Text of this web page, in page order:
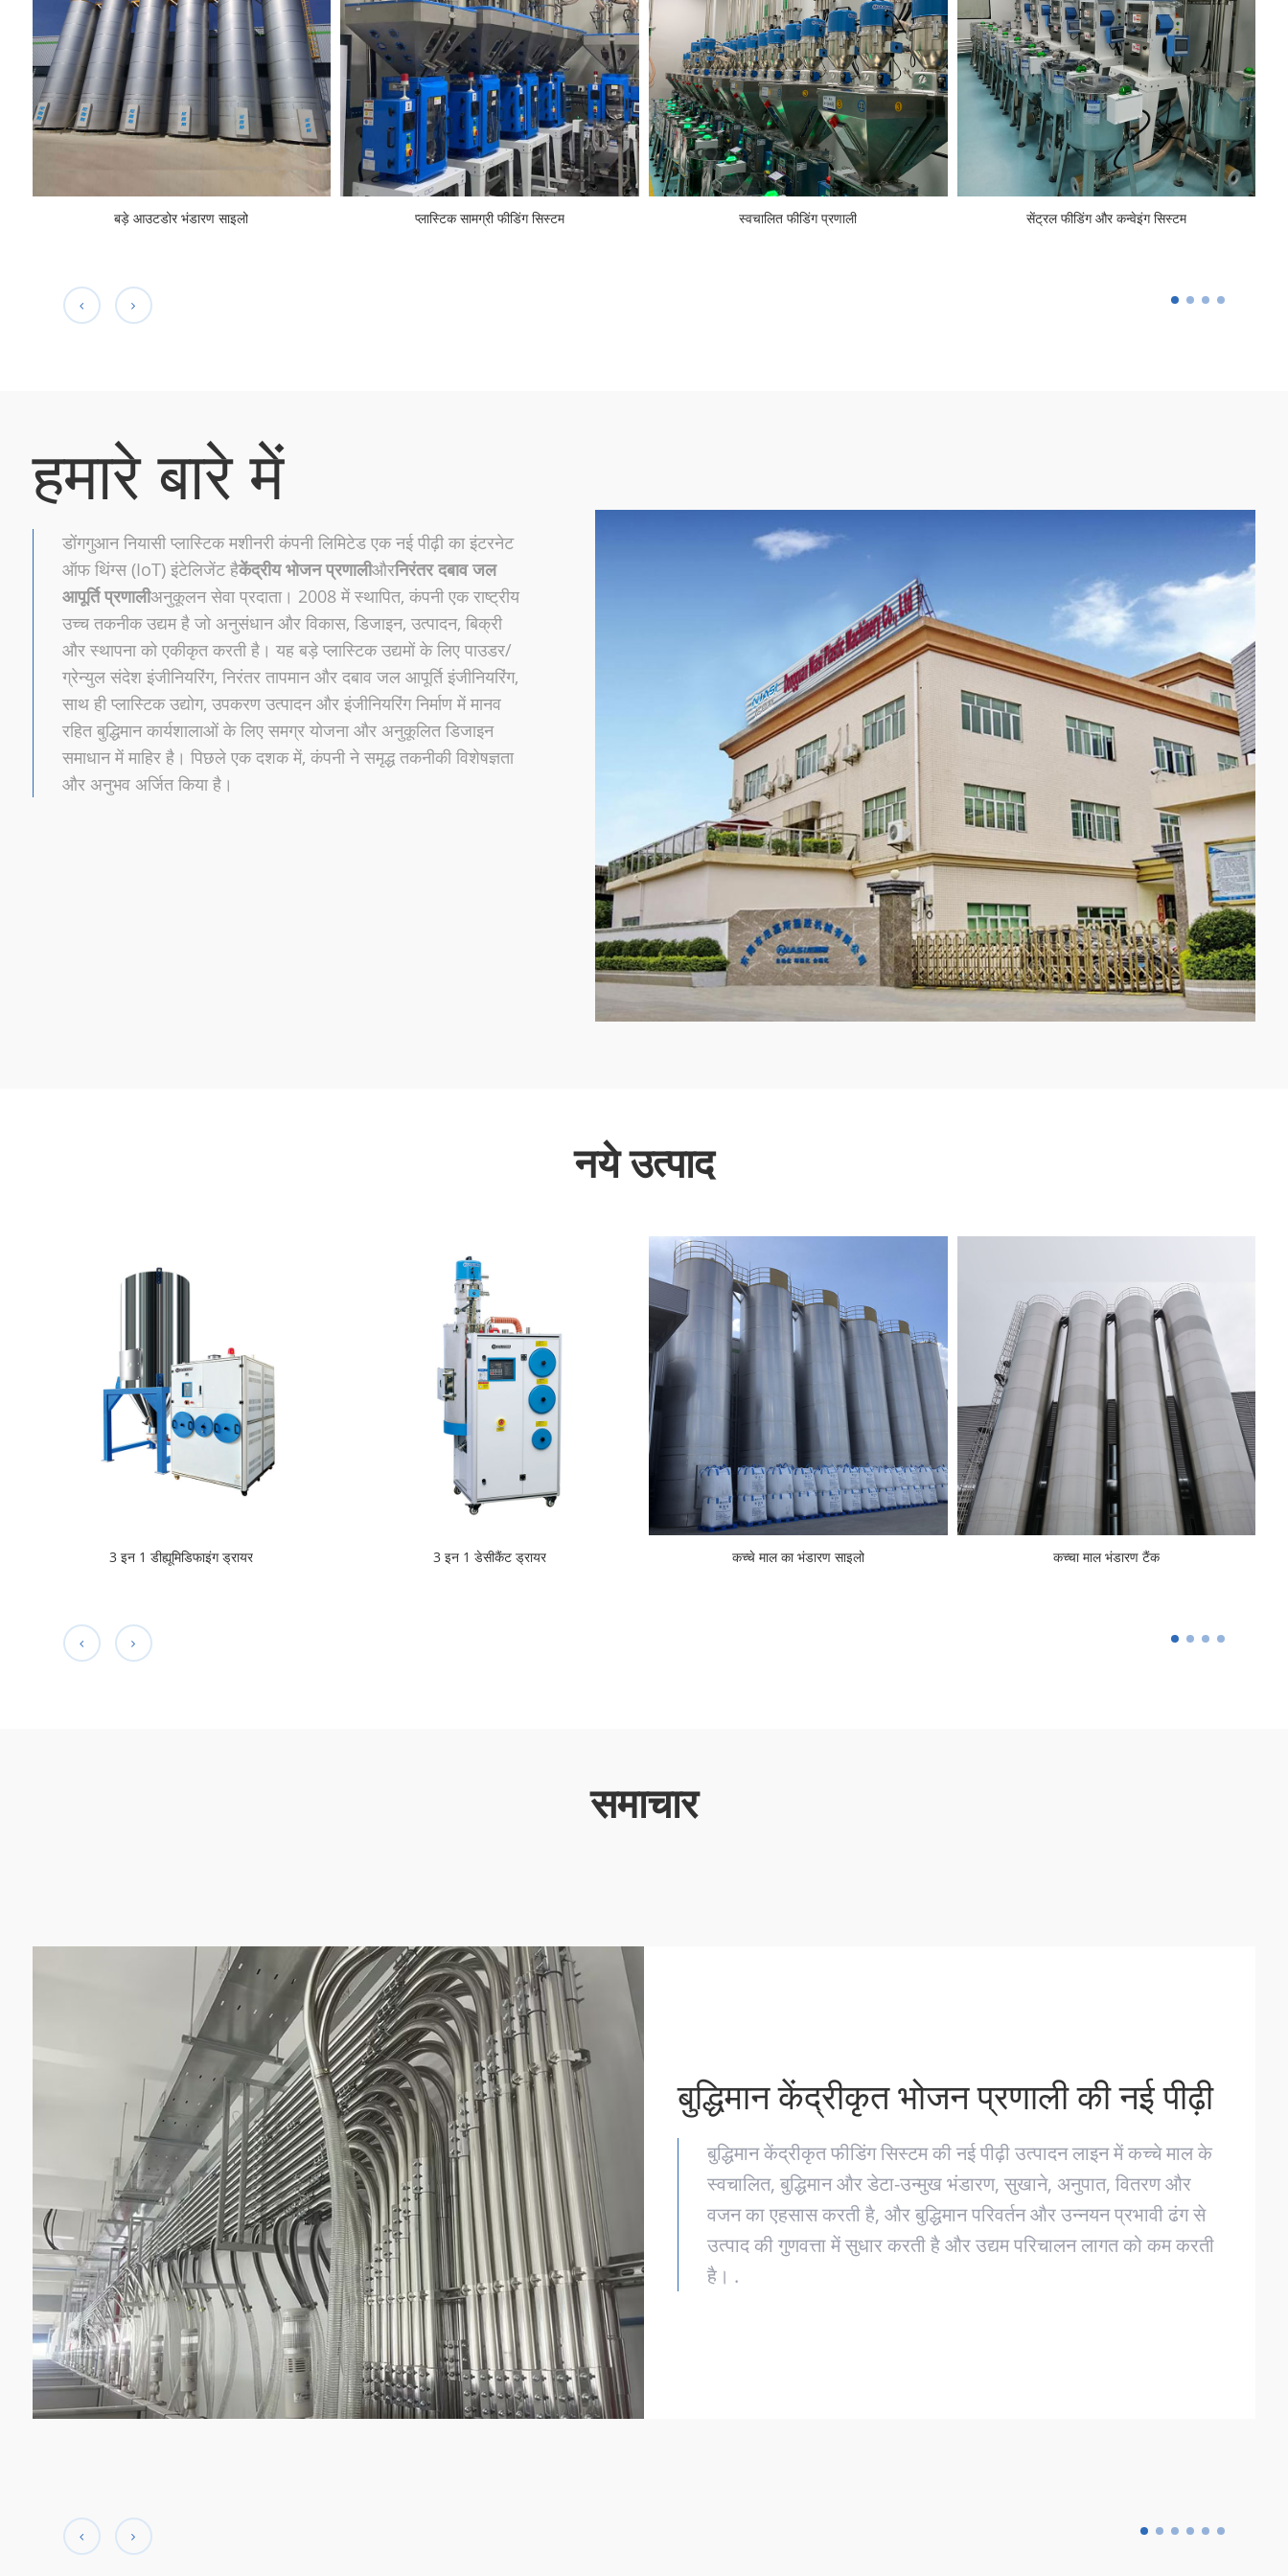
बड़े आउटडोर भंडारण साइलो प्लास्टिक सामग्री फीडिंग सिस्टम स्वचालित फीडिंग प्रणाली सेंट्रल फीडिंग और कन्वेइंग सिस्टम
हमारे बारे में
डोंगगुआन नियासी प्लास्टिक मशीनरी कंपनी लिमिटेड एक नई पीढ़ी का इंटरनेट
ऑफ थिंग्स (IoT) इंटेलिजेंट हैकेंद्रीय भोजन प्रणालीऔरनिरंतर दबाव जल
आपूर्ति प्रणालीअनुकूलन सेवा प्रदाता। 2008 में स्थापित, कंपनी एक राष्ट्रीय
उच्च तकनीक उद्यम है जो अनुसंधान और विकास, डिजाइन, उत्पादन, बिक्री
और स्थापना को एकीकृत करती है। यह बड़े प्लास्टिक उद्यमों के लिए पाउडर/
ग्रेन्युल संदेश इंजीनियरिंग, निरंतर तापमान और दबाव जल आपूर्ति इंजीनियरिंग,
साथ ही प्लास्टिक उद्योग, उपकरण उत्पादन और इंजीनियरिंग निर्माण में मानव
रहित बुद्धिमान कार्यशालाओं के लिए समग्र योजना और अनुकूलित डिजाइन
समाधान में माहिर है। पिछले एक दशक में, कंपनी ने समृद्ध तकनीकी विशेषज्ञता
और अनुभव अर्जित किया है।
नये उत्पाद
3 इन 1 डीह्यूमिडिफाइंग ड्रायर 3 इन 1 डेसीकैंट ड्रायर कच्चे माल का भंडारण साइलो कच्चा माल भंडारण टैंक
समाचार
बुद्धिमान केंद्रीकृत भोजन प्रणाली की नई पीढ़ी
​बुद्धिमान केंद्रीकृत फीडिंग सिस्टम की नई पीढ़ी उत्पादन लाइन में कच्चे माल के
स्वचालित, बुद्धिमान और डेटा-उन्मुख भंडारण, सुखाने, अनुपात, वितरण और
वजन का एहसास करती है, और बुद्धिमान परिवर्तन और उन्नयन प्रभावी ढंग से
उत्पाद की गुणवत्ता में सुधार करती है और उद्यम परिचालन लागत को कम करती
है। .